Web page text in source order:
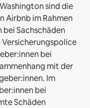
sind die
Airbnb im Rahmen
bei Sachschäden
bei
mit der
Im
bei
Schäden